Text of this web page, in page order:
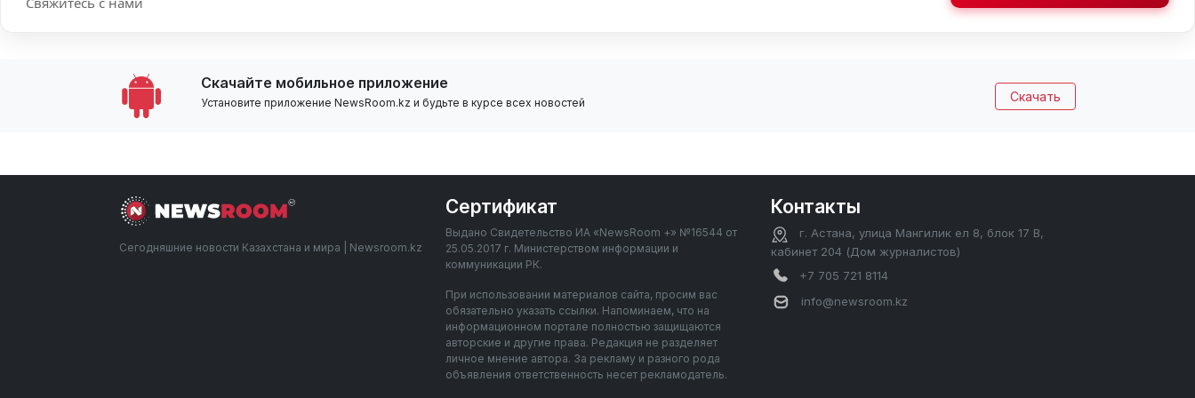
Скачайте мобильное приложение
Установите приложение NewsRoom.kz и будьте в курсе всех новостей Скачать
Сегодняшние новости Казахстана и мира | Newsroom.kz
Сертификат
Выдано Свидетельство ИА «NewsRoom +» №16544 от
25.05.2017 г. Министерством информации и
коммуникации РК.
При использовании материалов сайта, просим вас
обязательно указать ссылки. Напоминаем, что на
информационном портале полностью защищаются
авторские и другие права. Редакция не разделяет
личное мнение автора. За рекламу и разного рода
объявления ответственность несет рекламодатель.
Контакты
г. Астана, улица Мангилик ел 8, блок 17 В,
кабинет 204 (Дом журналистов)
+7 705 721 8114
info@newsroom.kz